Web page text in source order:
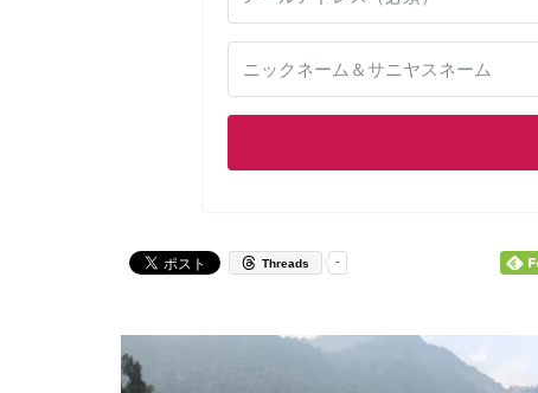
-
Threads